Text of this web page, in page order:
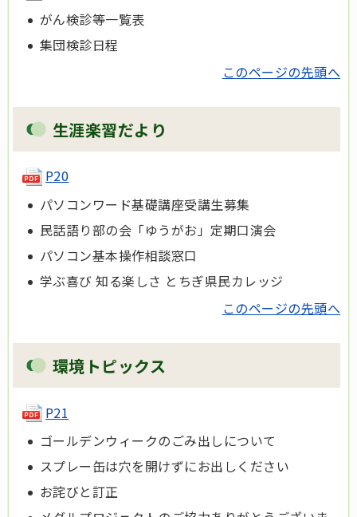
がん検診等一覧表
集団検診日程
このページの先頭へ
生涯楽習だより
P20
パソコンワード基礎講座受講生募集
民話語り部の会「ゆうがお」定期口演会
パソコン基本操作相談窓口
学ぶ喜び 知る楽しさ とちぎ県民カレッジ
このページの先頭へ
環境トピックス
P21
ゴールデンウィークのごみ出しについて
スプレー缶は穴を開けずにお出しください
お詫びと訂正